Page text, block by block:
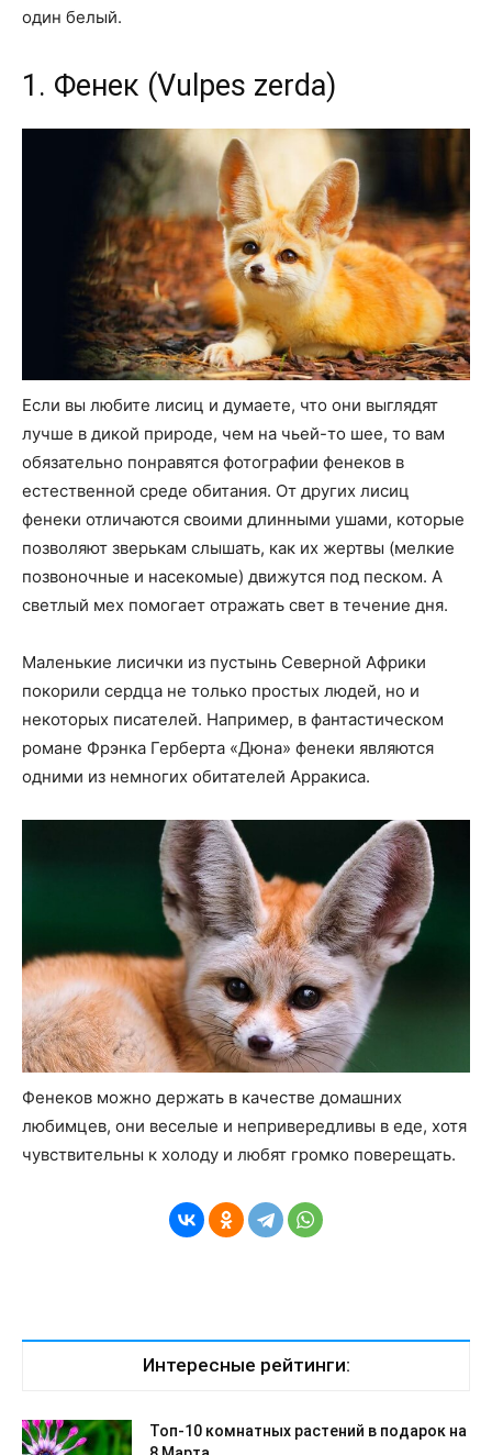
один белый.
1. Фенек (Vulpes zerda)
Если вы любите лисиц и думаете, что они выглядят
лучше в дикой природе, чем на чьей-то шее, то вам
обязательно понравятся фотографии фенеков в
естественной среде обитания. От других лисиц
фенеки отличаются своими длинными ушами, которые
позволяют зверькам слышать, как их жертвы (мелкие
позвоночные и насекомые) движутся под песком. А
светлый мех помогает отражать свет в течение дня.
Маленькие лисички из пустынь Северной Африки
покорили сердца не только простых людей, но и
некоторых писателей. Например, в фантастическом
романе Фрэнка Герберта «Дюна» фенеки являются
одними из немногих обитателей Арракиса.
Фенеков можно держать в качестве домашних
любимцев, они веселые и непривередливы в еде, хотя
чувствительны к холоду и любят громко поверещать.
Интересные рейтинги:
Топ-10 комнатных растений в подарок на